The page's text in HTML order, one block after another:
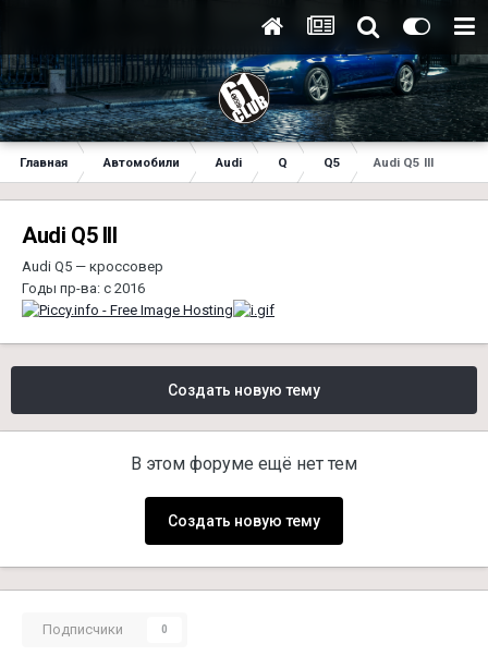
Главная Автомобили Audi Q Q5 Audi Q5 ІІІ
Audi Q5 ІІІ
Audi Q5 — кроссовер
Годы пр-ва: с 2016
Создать новую тему
В этом форуме ещё нет тем
Создать новую тему
Подписчики 0